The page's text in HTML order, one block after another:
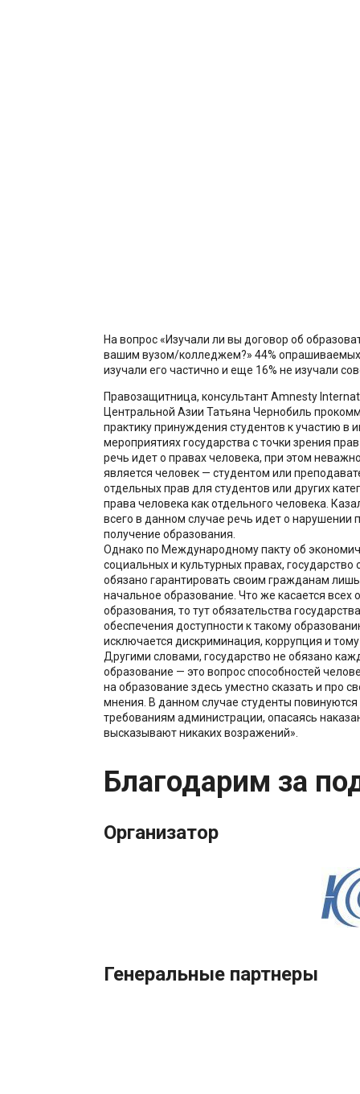
На вопрос «Изучали ли вы договор об
вашим вузом/колледжем?» 44% опрашиваемых
изучали его частично и еще 16% не изучали
Правозащитница, консультант Amnesty
Центральной Азии Татьяна Чернобиль
практику принуждения студентов к участию в
мероприятиях государства с точки зрения
речь идет о правах человека, при этом
является человек — студентом или
отдельных прав для студентов или других
права человека как отдельного человека.
всего в данном случае речь идет о нарушении
получение образования.
Однако по Международному пакту об
социальных и культурных правах, государство
обязано гарантировать своим гражданам
начальное образование. Что же касается всех
образования, то тут обязательства
обеспечения доступности к такому
исключается дискриминация, коррупция и
Другими словами, государство не обязано
образование — это вопрос способностей
на образование здесь уместно сказать и про
мнения. В данном случае студенты
требованиям администрации, опасаясь
высказывают никаких возражений».
Благодарим за
Организатор
Генеральные партнеры